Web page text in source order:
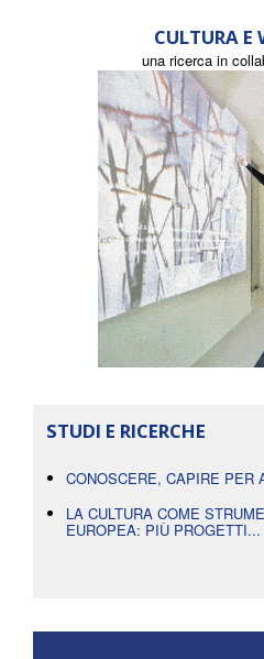
CULTURA E
una ricerca in
STUDI E RICERCHE
CONOSCERE, CAPIRE PER
LA CULTURA COME
EUROPEA: PIÙ PROGETTI...